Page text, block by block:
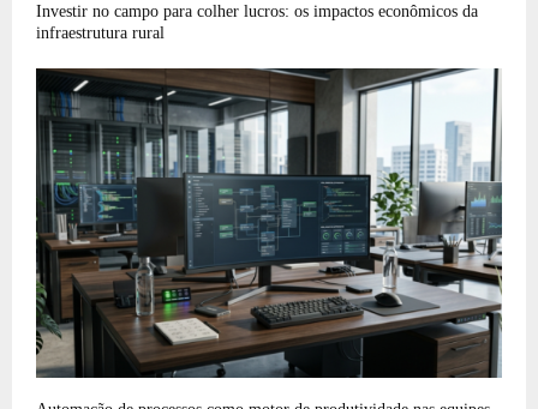
Investir no campo para colher lucros: os impactos econômicos da
infraestrutura rural